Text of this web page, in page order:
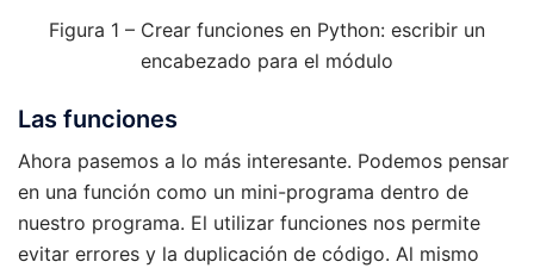
Figura 1 – Crear funciones en Python: escribir un
encabezado para el módulo
Las funciones
Ahora pasemos a lo más interesante. Podemos pensar
en una función como un mini-programa dentro de
nuestro programa. El utilizar funciones nos permite
evitar errores y la duplicación de código. Al mismo